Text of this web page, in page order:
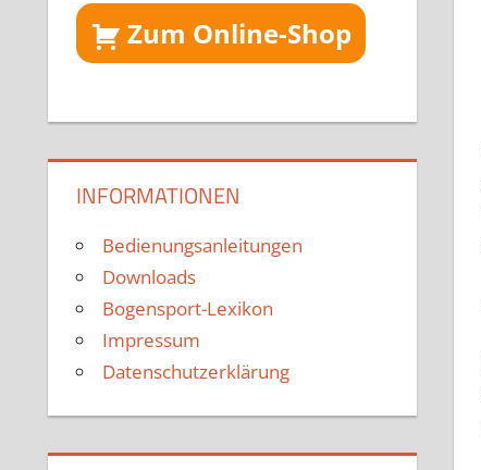
Zum Online-Shop
INFORMATIONEN
Bedienungsanleitungen
Downloads
Bogensport-Lexikon
Impressum
Datenschutzerklärung